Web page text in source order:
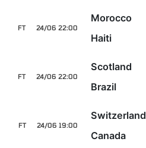
24/06 22:00
FT
Morocco
Haiti
24/06 22:00
FT
Scotland
Brazil
24/06 19:00
FT
Switzerland
Canada